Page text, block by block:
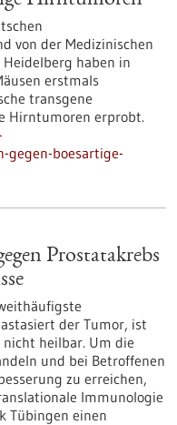
von der Medizinischen
haben in
erstmals
transgene
Hirntumoren erprobt.
boesartige-
Prostatakrebs
der Tumor, ist
heilbar. Um die
und bei Betroffenen
zu erreichen,
Immunologie
Tübingen einen